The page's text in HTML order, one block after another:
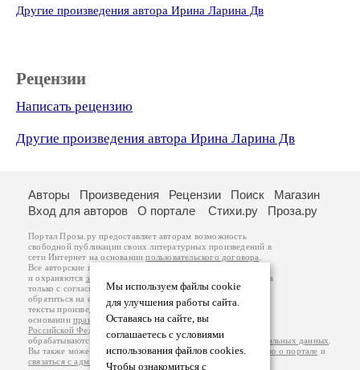
Другие произведения автора Ирина Ларина Дв
Рецензии
Написать рецензию
Другие произведения автора Ирина Ларина Дв
Мы используем файлы cookie
для улучшения работы сайта.
Оставаясь на сайте, вы
соглашаетесь с условиями
использования файлов cookies.
Чтобы ознакомиться с
Авторы Произведения Рецензии Поиск
Магазин
Вход для авторов
О портале Стихи.ру Проза.ру
Портал Проза.ру предоставляет авторам возможность
свободной публикации своих литературных произведений в
сети Интернет на основаниипользовательского договора
Все авторские права на произведения принадлежат авторам
и охраняются законом
. Перепечатка произведений возможна
только с согласия его автора, к которому вы можете
обратиться на его авторской странице. Ответственность за
тексты произведений авторы несут самостоятельно на
основанииправил публикацииизаконодательства
Российской Федерации
обрабатываются на основанииПолитики обработки персональных данных
Вы также можете посмотреть более подробнуюинформацию о портале и
связаться с администрацией